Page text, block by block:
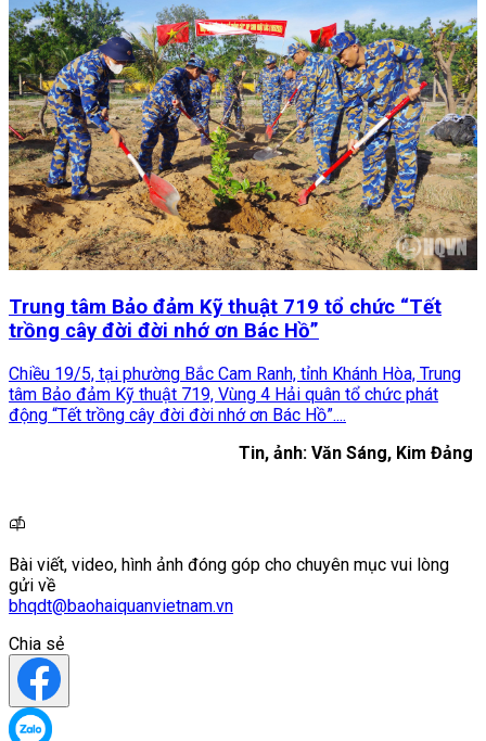
Trung tâm Bảo đảm Kỹ thuật 719 tổ chức “Tết
trồng cây đời đời nhớ ơn Bác Hồ”
Chiều 19/5, tại phường Bắc Cam Ranh, tỉnh Khánh Hòa, Trung
tâm Bảo đảm Kỹ thuật 719, Vùng 4 Hải quân tổ chức phát
động “Tết trồng cây đời đời nhớ ơn Bác Hồ”....
Tin, ảnh: Văn Sáng, Kim Đảng
Bài viết, video, hình ảnh đóng góp cho chuyên mục vui lòng
gửi về
bhqdt@baohaiquanvietnam.vn
Chia sẻ